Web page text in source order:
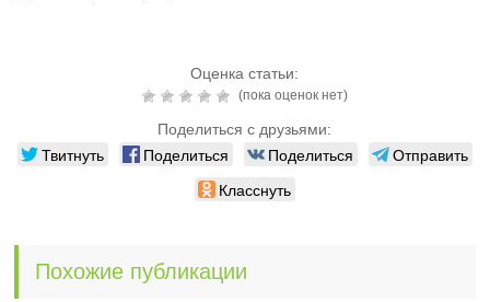
Оценка статьи:
(пока оценок нет)
Поделиться с друзьями:
Твитнуть Поделиться Поделиться
Отправить
Класснуть
Похожие публикации